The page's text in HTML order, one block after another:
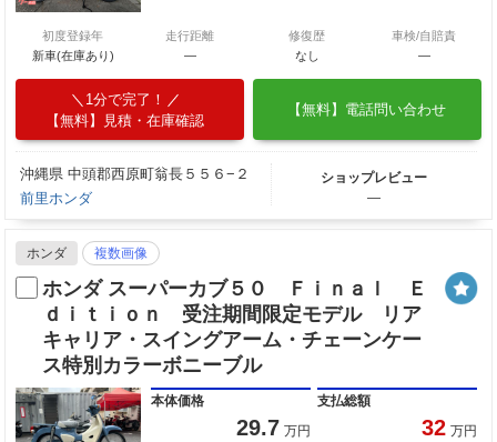
初度登録年
新車(在庫あり)
走行距離
―
修復歴
なし
車検/自賠責
―
1分で完了！
【無料】見積・在庫確認
【無料】電話問い合わせ
沖縄県 中頭郡西原町翁長５５６−２
前里ホンダ
ショップレビュー
―
ホンダ 複数画像
ホンダ スーパーカブ５０ Ｆｉｎａｌ Ｅ
ｄｉｔｉｏｎ 受注期間限定モデル リア
キャリア・スイングアーム・チェーンケー
ス特別カラーボニーブル
本体価格
29.7 万円
支払総額
32 万円